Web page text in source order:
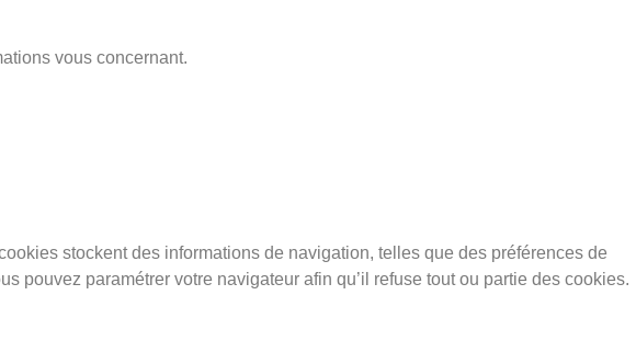
vous concernant.
stockent des informations de navigation, telles que des préférences de
pouvez paramétrer votre navigateur afin qu’il refuse tout ou partie des cookies.